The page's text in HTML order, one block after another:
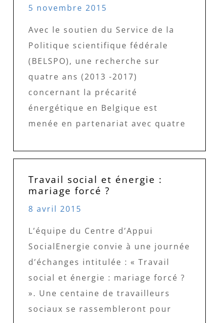
5 novembre 2015
Avec le soutien du Service de la
Politique scientifique fédérale
(BELSPO), une recherche sur
quatre ans (2013 -2017)
concernant la précarité
énergétique en Belgique est
menée en partenariat avec quatre
Travail social et énergie :
mariage forcé ?
8 avril 2015
L’équipe du Centre d’Appui
SocialEnergie convie à une journée
d’échanges intitulée : « Travail
social et énergie : mariage forcé ?
». Une centaine de travailleurs
sociaux se rassembleront pour